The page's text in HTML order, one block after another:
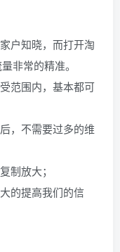
户知晓，而打开淘
非常的精准。
范围内，基本都可
，不需要过多的维
制放大；
的提高我们的信